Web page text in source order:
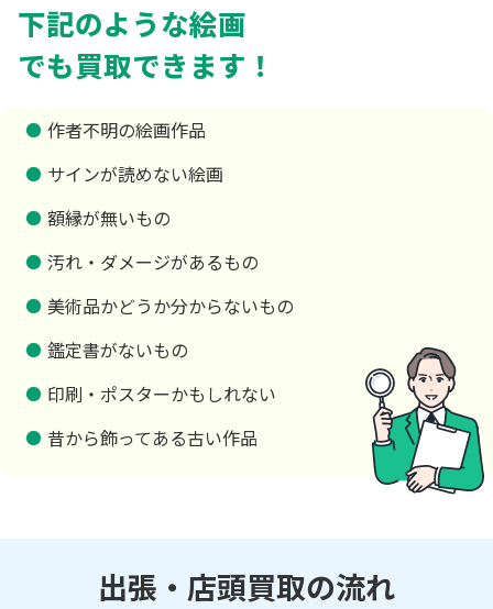
下記のような絵画
でも買取できます！
作者不明の絵画作品
サインが読めない絵画
額縁が無いもの
汚れ・ダメージがあるもの
美術品かどうか分からないもの
鑑定書がないもの
印刷・ポスターかもしれない
昔から飾ってある古い作品
出張・店頭買取の流れ